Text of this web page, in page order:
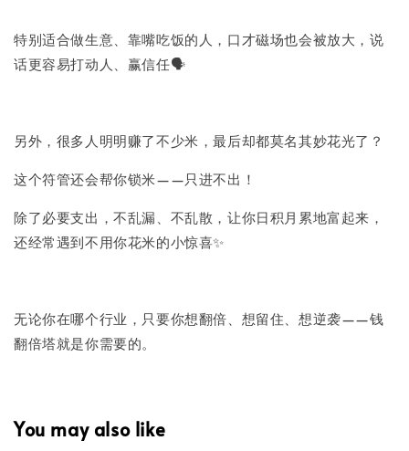
特别适合做生意、靠嘴吃饭的人，口才磁场也会被放大，说
话更容易打动人、赢信任🗣️
另外，很多人明明赚了不少米，最后却都莫名其妙花光了？
这个符管还会帮你锁米——只进不出！
除了必要支出，不乱漏、不乱散，让你日积月累地富起来，
还经常遇到不用你花米的小惊喜✨
无论你在哪个行业，只要你想翻倍、想留住、想逆袭——钱
翻倍塔就是你需要的。
You may also like